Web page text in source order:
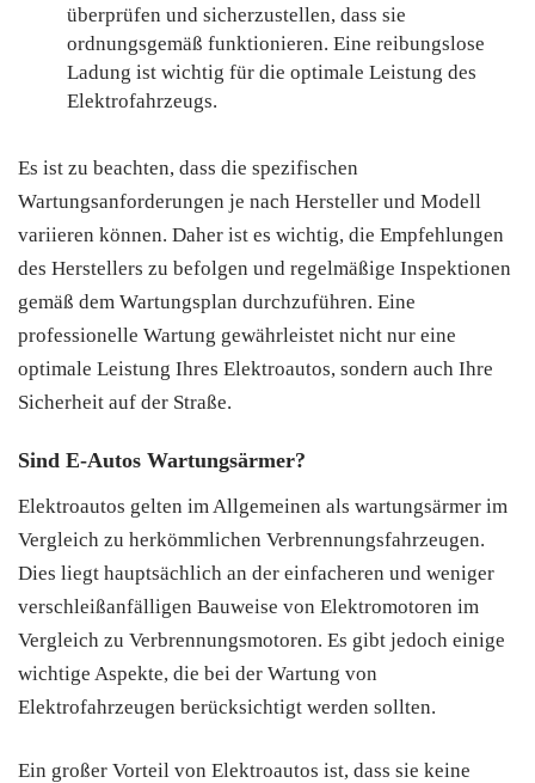
überprüfen und sicherzustellen, dass sie
ordnungsgemäß funktionieren. Eine reibungslose
Ladung ist wichtig für die optimale Leistung des
Elektrofahrzeugs.
Es ist zu beachten, dass die spezifischen
Wartungsanforderungen je nach Hersteller und Modell
variieren können. Daher ist es wichtig, die Empfehlungen
des Herstellers zu befolgen und regelmäßige Inspektionen
gemäß dem Wartungsplan durchzuführen. Eine
professionelle Wartung gewährleistet nicht nur eine
optimale Leistung Ihres Elektroautos, sondern auch Ihre
Sicherheit auf der Straße.
Sind E-Autos Wartungsärmer?
Elektroautos gelten im Allgemeinen als wartungsärmer im
Vergleich zu herkömmlichen Verbrennungsfahrzeugen.
Dies liegt hauptsächlich an der einfacheren und weniger
verschleißanfälligen Bauweise von Elektromotoren im
Vergleich zu Verbrennungsmotoren. Es gibt jedoch einige
wichtige Aspekte, die bei der Wartung von
Elektrofahrzeugen berücksichtigt werden sollten.
Ein großer Vorteil von Elektroautos ist, dass sie keine